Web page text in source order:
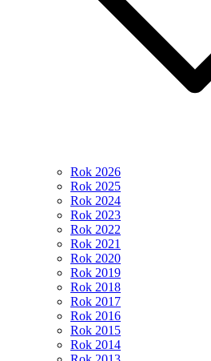
Rok 2026
Rok 2025
Rok 2024
Rok 2023
Rok 2022
Rok 2021
Rok 2020
Rok 2019
Rok 2018
Rok 2017
Rok 2016
Rok 2015
Rok 2014